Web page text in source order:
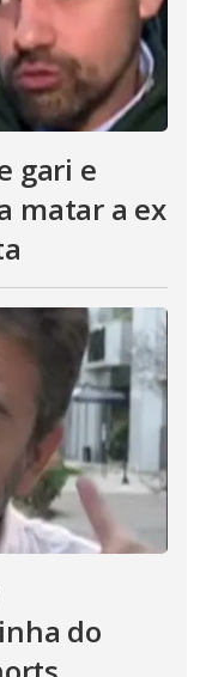
gari e
matar a ex
do